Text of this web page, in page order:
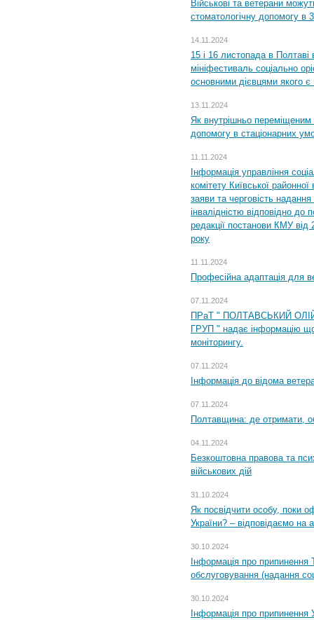
Військові та ветерани
стоматологічну допомогу в
14.11.2024
15 і 16 листопада в
мініфестиваль соціально
основними дієвцями якого є
13.11.2024
Як внутрішньо переміщеним
допомогу в стаціонарних
11.11.2024
Інформація управління
комітету Київської
заяви та черговість надання
інвалідністю відповідно
редакції постанови КМУ
року
11.11.2024
Професійна адаптація для
07.11.2024
ПРаТ " ПОЛТАВСЬКИЙ
ГРУП " надає інформацію
моніторингу.
07.11.2024
Інформація до відома
07.11.2024
Полтавщина: де отримати,
04.11.2024
Безкоштовна правова та
військових дій
31.10.2024
Як посвідчити особу, поки
України? – відповідаємо на
30.10.2024
Інформація про припинення
обслуговування (надання
30.10.2024
Інформація про припинення